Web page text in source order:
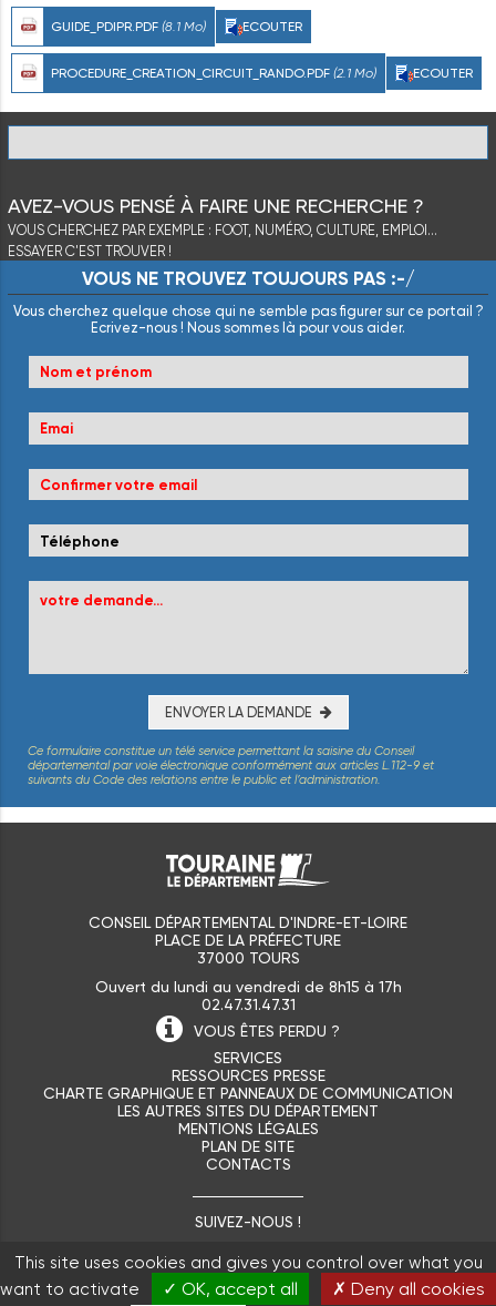
GUIDE_PDIPR.PDF (8.1 Mo) ECOUTER
PROCEDURE_CREATION_CIRCUIT_RANDO.PDF (2.1 Mo) ECOUTER
AVEZ-VOUS PENSÉ À FAIRE UNE RECHERCHE ?
VOUS CHERCHEZ PAR EXEMPLE : FOOT, NUMÉRO, CULTURE, EMPLOI...
ESSAYER C'EST TROUVER !
VOUS NE TROUVEZ TOUJOURS PAS :-/
Vous cherchez quelque chose qui ne semble pas figurer sur ce portail ?
Ecrivez-nous ! Nous sommes là pour vous aider.
ENVOYER LA DEMANDE
Ce formulaire constitue un télé service permettant la saisine du Conseil
départemental par voie électronique conformément aux articles L.112-9 et
suivants du Code des relations entre le public et l’administration.
CONSEIL DÉPARTEMENTAL D'INDRE-ET-LOIRE
PLACE DE LA PRÉFECTURE
37000 TOURS
Ouvert du lundi au vendredi de 8h15 à 17h
02.47.31.47.31
VOUS ÊTES PERDU ?
SERVICES
RESSOURCES PRESSE
CHARTE GRAPHIQUE ET PANNEAUX DE COMMUNICATION
LES AUTRES SITES DU DÉPARTEMENT
MENTIONS LÉGALES
PLAN DE SITE
CONTACTS
SUIVEZ-NOUS !
This site uses cookies and gives you control over what you
want to activate
✓ OK, accept all ✗ Deny all cookies